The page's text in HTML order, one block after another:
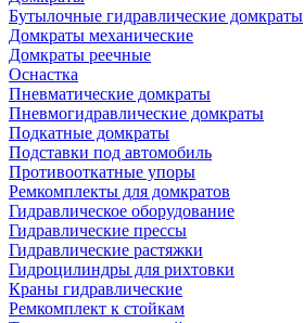
Бутылочные гидравлические домкраты
Домкраты механические
Домкраты реечные
Оснастка
Пневматические домкраты
Пневмогидравлические домкраты
Подкатные домкраты
Подставки под автомобиль
Противооткатные упоры
Ремкомплекты для домкратов
Гидравлическое оборудование
Гидравлические прессы
Гидравлические растяжки
Гидроцилиндры для рихтовки
Краны гидравлические
Ремкомплект к стойкам